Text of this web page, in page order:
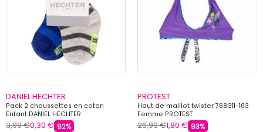
DANIEL HECHTER
Pack 2 chaussettes en coton
Enfant DANIEL HECHTER
3,99 €0,30 € 92%
PROTEST
Haut de maillot twister 768311-103
Femme PROTEST
26,99 €1,80 € 93%